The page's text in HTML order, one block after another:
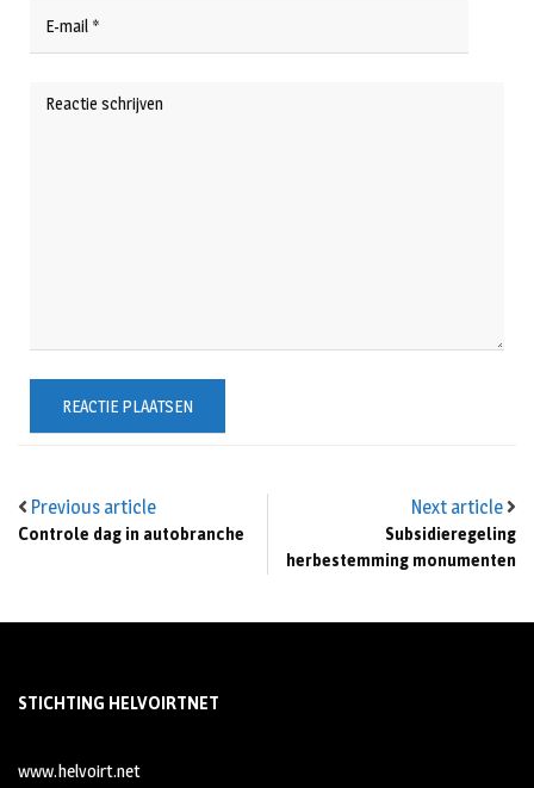
Previous article
Controle dag in autobranche
Next article
Subsidieregeling
herbestemming monumenten
STICHTING HELVOIRTNET
www.helvoirt.net